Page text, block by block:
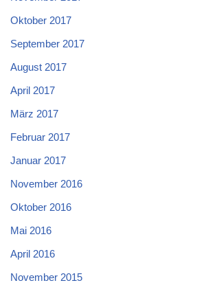
Oktober 2017
September 2017
August 2017
April 2017
März 2017
Februar 2017
Januar 2017
November 2016
Oktober 2016
Mai 2016
April 2016
November 2015